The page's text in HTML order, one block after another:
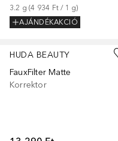
3.2 g (4 934 Ft / 1 g)
AJÁNDÉKAKCIÓ
HUDA BEAUTY
FauxFilter Matte
Korrektor
+25